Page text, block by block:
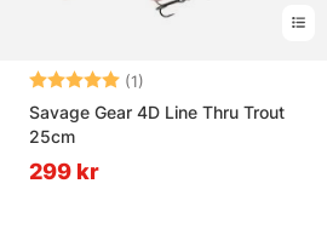
Betyg: (1)
Savage Gear 4D Line Thru Trout
25cm
299 kr